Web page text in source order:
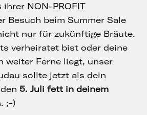
NON-PROFIT
Besuch beim Summer Sale
nur für zukünftige Bräute.
verheiratet bist oder deine
weiter Ferne liegt, unser
sollte jetzt als dein
5. Juli fett in deinem
;-)